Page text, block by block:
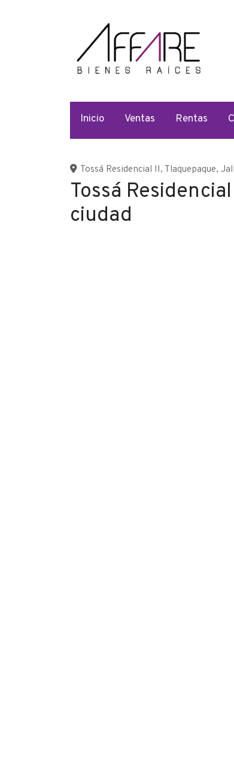
Inicio Ventas Rentas
Tossá
ciudad
Tossá Residencial II, Tlaquepaque,